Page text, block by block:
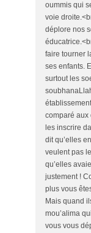
oummis qui
voie
déplore nos
faire tourner
ses enfants.
surtout les
comparé aux
les inscrire
dit qu’elles
veulent pas
qu’elles
justement !
plus vous
Mais quand
mou’alima
vous vous